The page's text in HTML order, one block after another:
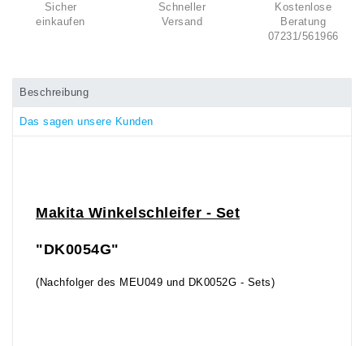
Sicher
einkaufen
Schneller
Versand
Kostenlose
Beratung
07231/561966
Beschreibung
Das sagen unsere Kunden
Makita Winkelschleifer - Set
"DK0054G"
(Nachfolger des MEU049 und DK0052G - Sets)